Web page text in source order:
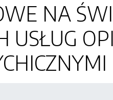
NA
USŁUG